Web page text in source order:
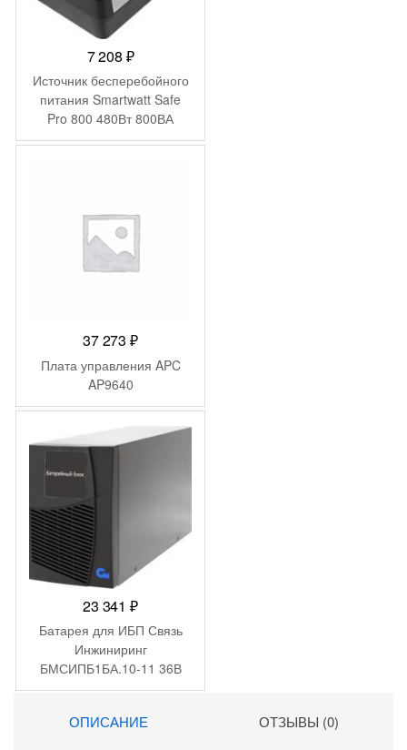
7 208 ₽
Источник бесперебойного
питания Smartwatt Safe
Pro 800 480Вт 800ВА
черный
37 273₽
Плата управления APC
AP9640
23 341₽
Батарея для ИБП Связь
Инжиниринг
БМСИПБ1БА.10-11 36В
9Ач для СИПБ1БА.10-11
ОПИСАНИЕ ОТЗЫВЫ (0)